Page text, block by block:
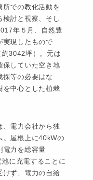
所での教化活動を
検討と視察、そし
年５月、自然豊
実現したもので
3042坪）。元は
保していた空き地
採等の必要はな
を中心とした植栽
、電力会社から独
。屋根上に40kWの
電力を総容量
に充電することに
けず、電力の自給